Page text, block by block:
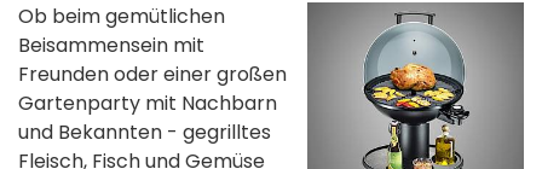
Ob beim gemütlichen
Beisammensein mit
Freunden oder einer großen
Gartenparty mit Nachbarn
und Bekannten - gegrilltes
Fleisch, Fisch und Gemüse